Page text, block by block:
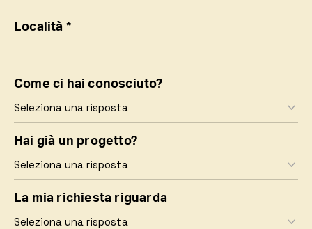
Località *
Come ci hai conosciuto?
Hai già un progetto?
La mia richiesta riguarda